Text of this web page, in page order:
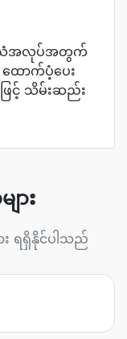
အသံအလုပ်အတွက်
ထောက်ပံ့ပေး
င့် သိမ်းဆည်း
ား
း ရရှိနိုင်ပါသည်